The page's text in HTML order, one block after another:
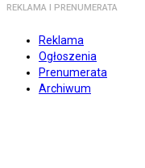
REKLAMA I PRENUMERATA
Reklama
Ogłoszenia
Prenumerata
Archiwum